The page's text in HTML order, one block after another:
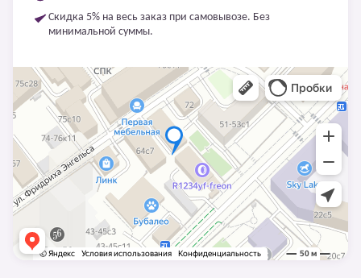
Скидка 5% на весь заказ при самовывозе. Без
минимальной суммы.